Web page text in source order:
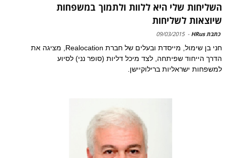
השליחות שלי היא ללוות ולתמוך במשפחות
שיוצאות לשליחות
כתבת HRus -
09/03/2015
חני בן שימול, מייסדת ובעלים של חברת Realocation, מציגה את
הדרך הייחוד שפיתחה, לצד מיכל דליות (סופר נני) לסיוע
למשפחות ישראליות ברילוקיישן.